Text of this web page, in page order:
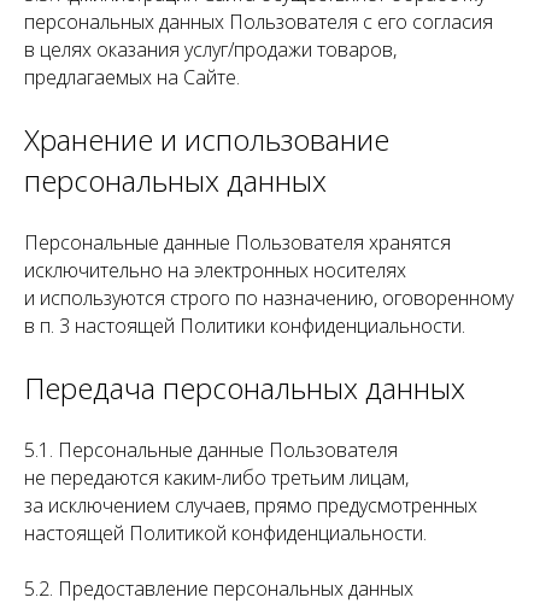
персональных данных Пользователя с его согласия
в целях оказания услуг/продажи товаров,
предлагаемых на Сайте.
Хранение и использование
персональных данных
Персональные данные Пользователя хранятся
исключительно на электронных носителях
и используются строго по назначению, оговоренному
в п. 3 настоящей Политики конфиденциальности.
Передача персональных данных
5.1. Персональные данные Пользователя
не передаются каким-либо третьим лицам,
за исключением случаев, прямо предусмотренных
настоящей Политикой конфиденциальности.
5.2. Предоставление персональных данных